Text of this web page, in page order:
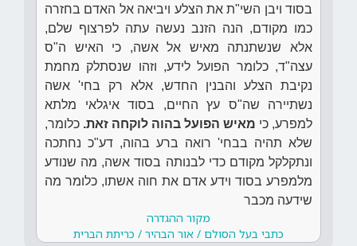
בסוד ויבן השי"ת את הצלע ויביאה אל האדם בחזרה
כמו מקודם, הנה הזנב נעשה עתה לפרצוף שלם,
אלא שנשתנתה מאיש אל אשה, כי האיש ה"ס
עצה"ד, כלומר הפועל לידע, וזהו שנסתלק מחמת
נקיבת הצלע והבנין החדש, אלא רק בחי' אשה
נשתיירה שה"ס עץ החיים, בסוד איגלאי מלתא
למפרע, כי מאיש הפועל בהוה לוקחה זאת. כלומר,
שלא תהיה בבחי' רואה ברע בהוה, דע"כ נחתכה
ונתקלקל מקודם כדי לבנותה בסוד אשה, מה שנודע
מלמפרע בסוד וידע אדם את חוה אשתו, כלומר מה
שידעה מכבר
מקור ההגדרה
כתבי בעל הסולם / אור הבהיר / כריתת הברית